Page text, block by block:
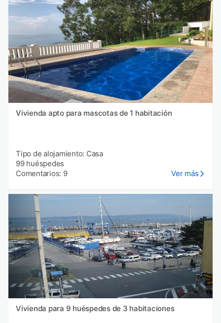
Vivienda apto para mascotas de 1 habitación
Tipo de alojamiento: Casa
99 huéspedes
Comentarios: 9
Ver más
Vivienda para 9 huéspedes de 3 habitaciones